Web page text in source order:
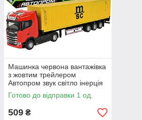
Машинка червона вантажівка
з жовтим трейлером
Автопром звук світло інерція
31*8*5 см (AP7540AB)
Готово до відправки 1 од.
509 ₴